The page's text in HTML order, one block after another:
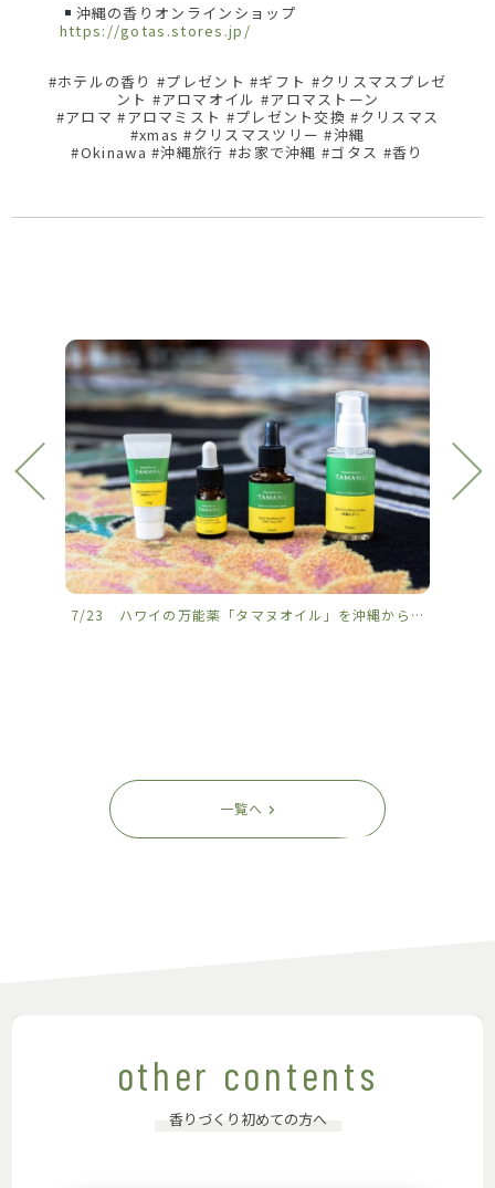
沖縄の香りオンラインショップ
https://gotas.stores.jp/
#ホテルの香り #プレゼント #ギフト #クリスマスプレゼ
ント #アロマオイル #アロマストーン
#アロマ #アロマミスト #プレゼント交換 #クリスマス
#xmas #クリスマスツリー #沖縄
#Okinawa #沖縄旅行 #お家で沖縄 #ゴタス #香り
7/23 ハワイの万能薬「タマヌオイル」を沖縄から
一覧へ
other contents
香りづくり初めての方へ